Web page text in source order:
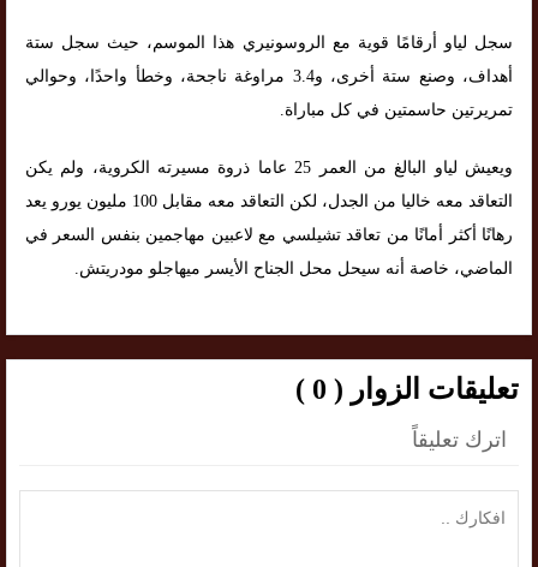
سجل لياو أرقامًا قوية مع الروسونيري هذا الموسم، حيث سجل ستة
أهداف، وصنع ستة أخرى، و3.4 مراوغة ناجحة، وخطأ واحدًا، وحوالي
تمريرتين حاسمتين في كل مباراة.
ويعيش لياو البالغ من العمر 25 عاما ذروة مسيرته الكروية، ولم يكن
التعاقد معه خاليا من الجدل، لكن التعاقد معه مقابل 100 مليون يورو يعد
رهانًا أكثر أمانًا من تعاقد تشيلسي مع لاعبين مهاجمين بنفس السعر في
الماضي، خاصة أنه سيحل محل الجناح الأيسر ميهاجلو مودريتش.
تعليقات الزوار ( 0 )
اترك تعليقاً